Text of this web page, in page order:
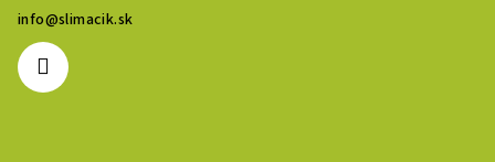
info@slimacik.sk